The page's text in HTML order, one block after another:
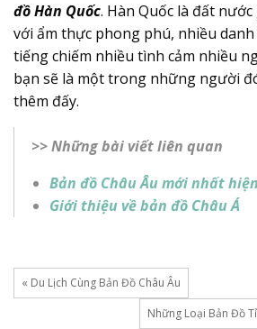
đồ Hàn Quốc. Hàn Quốc là đất
với ẩm thực phong phú, nhiều
tiếng chiếm nhiều tình cảm nhiều
bạn sẽ là một trong những người
thêm đấy.
>> Những bài viết liên quan
Bản đồ Châu Âu mới nhất
Giới thiệu về bản đồ Châu Á
« Du Lịch Cùng Bản Đồ Châu Âu
Những Loại Bản Đồ